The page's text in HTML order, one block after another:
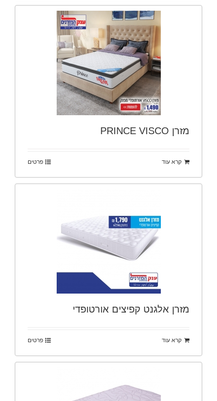
מזרן PRINCE VISCO
קרא עוד פרטים
מזרן אלגנט קפיצים אורטופדי
קרא עוד פרטים